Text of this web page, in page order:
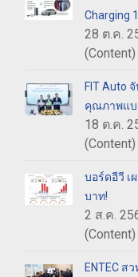
Charging
28 ต.ค.
(Content)
FIT Auto
คุณภาพแบ
18 ต.ค.
(Content)
บอร์ดอีวี เ
บาท!
2 ส.ค.
(Content)
ENTEC